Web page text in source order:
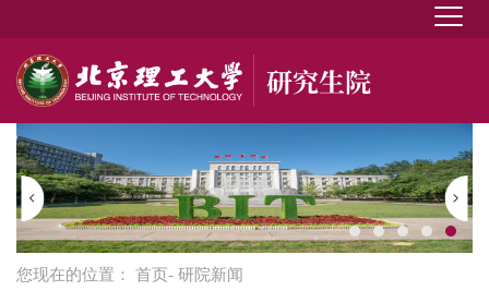
您现在的位置： 首页- 研院新闻